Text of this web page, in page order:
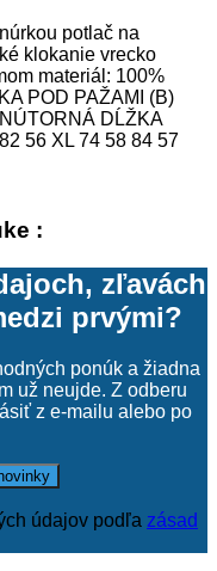
potlač na
klokanie vrecko
materiál: 100%
POD PAŽAMI (B)
DĹŽKA
56 XL 74 58 84 57
:
zľavách
prvými?
ponúk a žiadna
už neujde. Z odberu
z e-mailu alebo po
údajov podľa zásad